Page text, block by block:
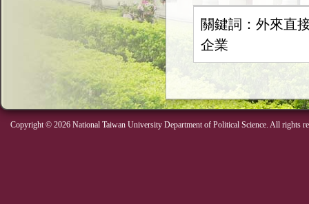
關鍵詞：外來直
企業
Copyright © 2026 National Taiwan University Department of Political Science. All rights